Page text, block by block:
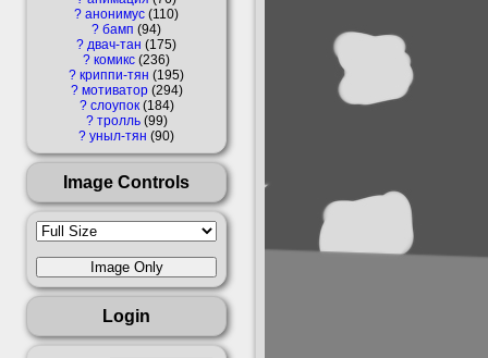
? анонимус 110
? бамп 94
? двач-тан
175
? комикс 236
? криппи-тян
195
? мотиватор 294
? слоупок 184
? тролль 99
? уныл-тян 90
Image Controls
Login